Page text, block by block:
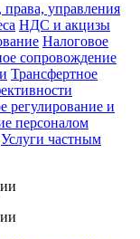
права, управления
НДС и акцизы
Налоговое
сопровождение
Трансфертное
регулирование и
персоналом
Услуги частным